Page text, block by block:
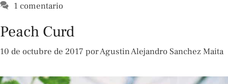
1 comentario
Peach Curd
10 de octubre de 2017 porAgustin Alejandro Sanchez Maita